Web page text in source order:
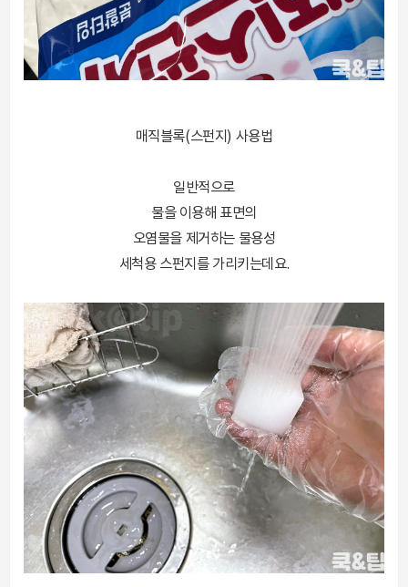
매직블록(스펀지) 사용법
일반적으로
물을 이용해 표면의
오염물을 제거하는 물용성
세척용 스펀지를 가리키는데요.